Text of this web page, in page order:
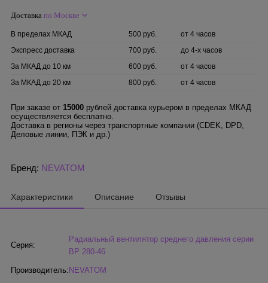
Доставка по Москве
В пределах МКАД 500 руб.
от 4 часов
Экспресс доставка
700 руб.
до 4-х часов
За МКАД до 10 км
600 руб.
от 4 часов
За МКАД до 20 км
800 руб. от 4 часов
При заказе от 15000 рублей доставка курьером в пределах МКАД
осуществляется бесплатно.
Доставка в регионы через транспортные компании (CDEK, DPD,
Деловые линии, ПЭК и др.)
Бренд: NEVATOM
Характеристики Описание Отзывы
Серия:
Радиальный вентилятор среднего давления серии
ВР 280-46
Производитель: NEVATOM